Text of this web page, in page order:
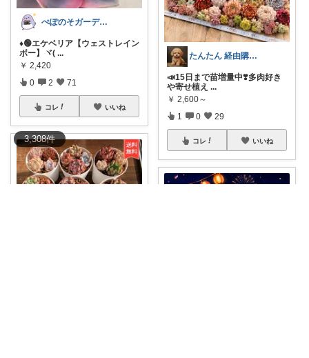
3,308件
ぺぽのそガーデン(●´ω｀●)
♦️🟢エケベリア【ウェストレイン
ボー】ヾ( ...
￥ 2,420
0 2 71
コレ いいね
たんたん 経由購入ありがとうございます！
📣15日まで苗増量中❣️多肉好き
や寄せ植え ...
￥ 2,600～
1 0 29
コレ いいね